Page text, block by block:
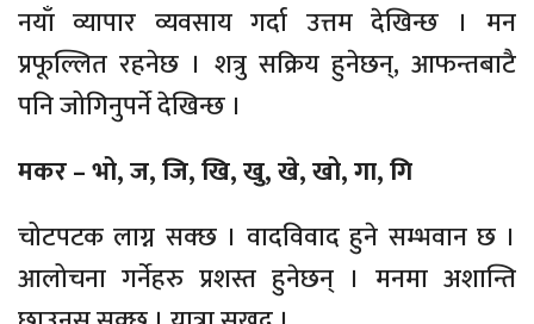
नयाँ व्यापार व्यवसाय गर्दा उत्तम देखिन्छ । मन
प्रफूल्लित रहनेछ । शत्रु सक्रिय हुनेछन्, आफन्तबाटै
पनि जोगिनुपर्ने देखिन्छ ।
मकर – भो, ज, जि, खि, खु, खे, खो, गा, गि
चोटपटक लाग्न सक्छ । वादविवाद हुने सम्भवान छ ।
आलोचना गर्नेहरु प्रशस्त हुनेछन् । मनमा अशान्ति